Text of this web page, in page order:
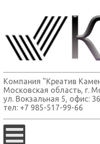
Компания "Креатив
Московская область, г.
ул. Вокзальная 5, офис: 36
тел: +7 985-517-99-66